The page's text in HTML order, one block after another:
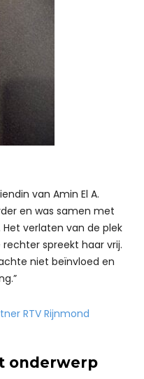
van Amin El A.
en was samen met
verlaten van de plek
spreekt haar vrij.
niet beïnvloed en
RTV Rijnmond
onderwerp